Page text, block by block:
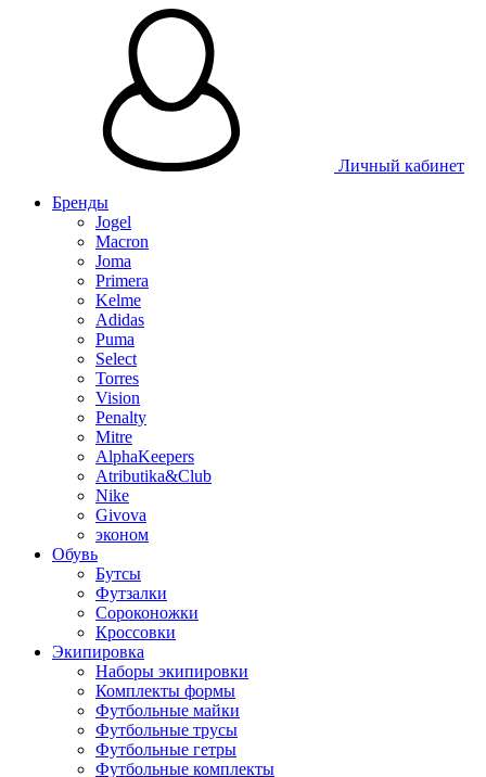
Личный кабинет
Бренды
Jogel
Macron
Joma
Primera
Kelme
Adidas
Puma
Select
Torres
Vision
Penalty
Mitre
AlphaKeepers
Atributika&Club
Nike
Givova
эконом
Обувь
Бутсы
Футзалки
Сороконожки
Кроссовки
Экипировка
Наборы экипировки
Комплекты формы
Футбольные майки
Футбольные трусы
Футбольные гетры
Футбольные комплекты